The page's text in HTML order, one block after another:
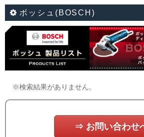
ボッシュ(BOSCH)
※検索結果がありません。
⇒ お問い合わせ